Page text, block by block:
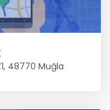
48770 Muğla